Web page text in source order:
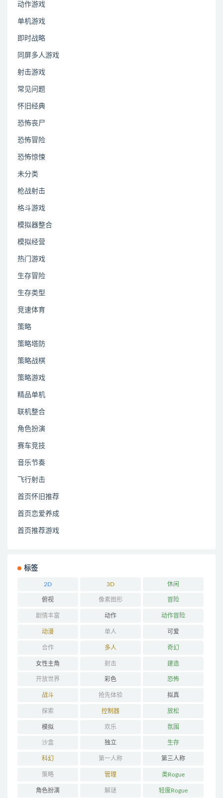
动作游戏
单机游戏
即时战略
同屏多人游戏
射击游戏
常见问题
怀旧经典
恐怖丧尸
恐怖冒险
恐怖惊悚
未分类
枪战射击
格斗游戏
模拟器整合
模拟经营
热门游戏
生存冒险
生存类型
竞速体育
策略
策略塔防
策略战棋
策略游戏
精品单机
联机整合
角色扮演
赛车竞技
音乐节奏
飞行射击
首页怀旧推荐
首页恋爱养成
首页推荐游戏
标签
2D 3D 休闲
俯视 像素图形 冒险
剧情丰富 动作 动作冒险
动漫 单人 可爱
合作 多人 奇幻
女性主角 射击 建造
开放世界 彩色 恐怖
战斗 抢先体验 拟真
探索 控制器 放松
模拟 欢乐 氛围
沙盒 独立 生存
科幻 第一人称 第三人称
策略 管理 类Rogue
角色扮演 解谜 轻度Rogue